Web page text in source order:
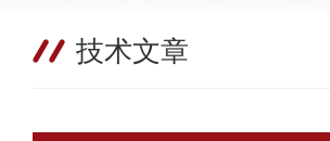
技术文章